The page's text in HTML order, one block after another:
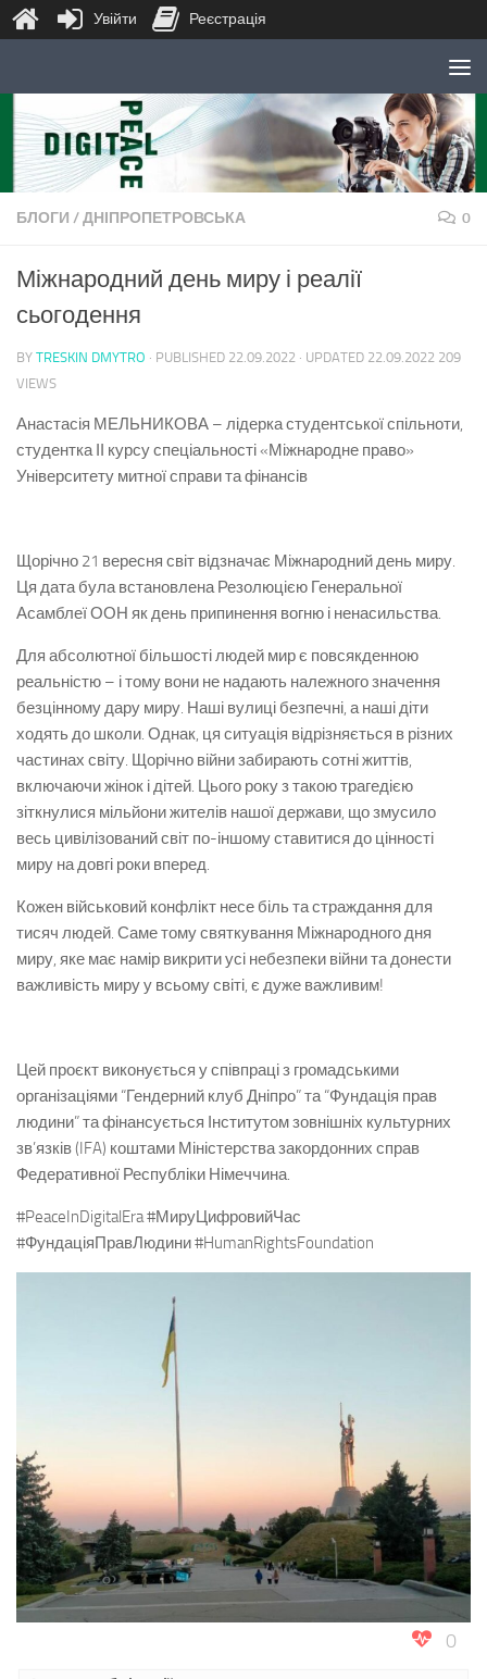
Skip to content
БЛОГИ /ДНІПРОПЕТРОВСЬКА 0
Міжнародний день миру і реалії
сьогодення
BY TRESKIN DMYTRO · PUBLISHED 22.09.2022 · UPDATED 22.09.2022 209
VIEWS
Анастасія МЕЛЬНИКОВА – лідерка студентської спільноти,
студентка ІІ курсу спеціальності «Міжнародне право»
Університету митної справи та фінансів
Щорічно 21 вересня світ відзначає Міжнародний день миру.
Ця дата була встановлена Резолюцією Генеральної
Асамблеї ООН як день припинення вогню і ненасильства.
Для абсолютної більшості людей мир є повсякденною
реальністю – і тому вони не надають належного значення
безцінному дару миру. Наші вулиці безпечні, а наші діти
ходять до школи. Однак, ця ситуація відрізняється в різних
частинах світу. Щорічно війни забирають сотні життів,
включаючи жінок і дітей. Цього року з такою трагедією
зіткнулися мільйони жителів нашої держави, що змусило
весь цивілізований світ по-іншому ставитися до цінності
миру на довгі роки вперед.
Кожен військовий конфлікт несе біль та страждання для
тисяч людей. Саме тому святкування Міжнародного дня
миру, яке має намір викрити усі небезпеки війни та донести
важливість миру у всьому світі, є дуже важливим!
Цей проєкт виконується у співпраці з громадськими
організаціями “Гендерний клуб Дніпро” та “Фундація прав
людини” та фінансується Інститутом зовнішніх культурних
зв’язків (IFA) коштами Міністерства закордонних справ
Федеративної Республіки Німеччина.
#PeaceInDigitalEra #МируЦифровийЧас
#ФундаціяПравЛюдини #HumanRightsFoundation
0
Увійти Реєстрація